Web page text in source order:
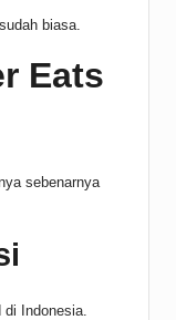
biasa.
Eats
sebenarnya
Indonesia.